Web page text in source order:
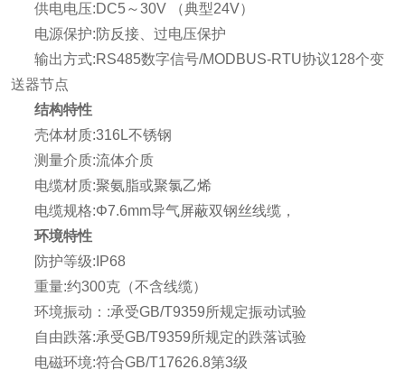
供电电压:DC5～30V （典型24V）
电源保护:防反接、过电压保护
输出方式:RS485数字信号/MODBUS-RTU协议128个变
送器节点
结构特性
壳体材质:316L不锈钢
测量介质:流体介质
电缆材质:聚氨脂或聚氯乙烯
电缆规格:Φ7.6mm导气屏蔽双钢丝线缆，
环境特性
防护等级:IP68
重量:约300克（不含线缆）
环境振动：:承受GB/T9359所规定振动试验
自由跌落:承受GB/T9359所规定的跌落试验
电磁环境:符合GB/T17626.8第3级